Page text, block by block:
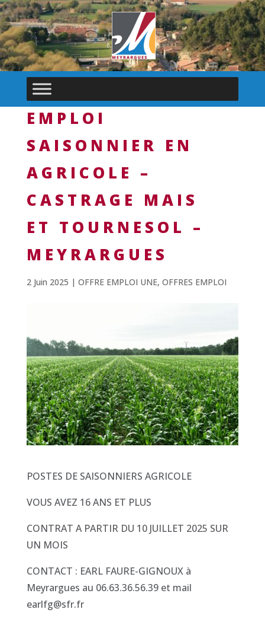
EMPLOI
SAISONNIER EN
AGRICOLE –
CASTRAGE MAIS
ET TOURNESOL –
MEYRARGUES
2 Juin 2025 | OFFRE EMPLOI UNE, OFFRES EMPLOI
POSTES DE SAISONNIERS AGRICOLE
VOUS AVEZ 16 ANS ET PLUS
CONTRAT A PARTIR DU 10 JUILLET 2025 SUR
UN MOIS
CONTACT : EARL FAURE-GIGNOUX à
Meyrargues au 06.63.36.56.39 et mail
earlfg@sfr.fr